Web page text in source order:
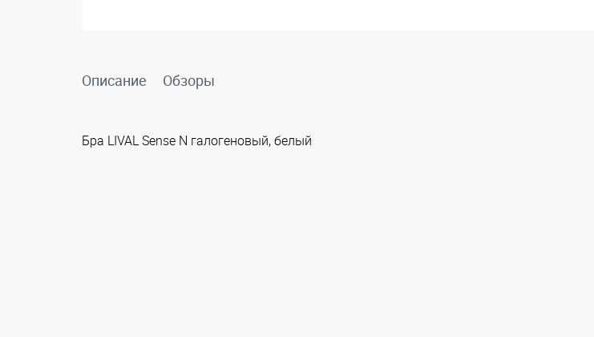
Описание Обзоры
Бра LIVAL Sense N галогеновый, белый